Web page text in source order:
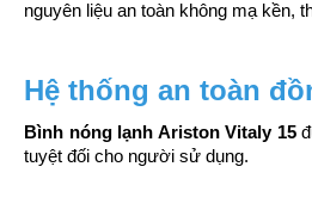
nguyên liệu an toàn không mạ kền,
Hệ thống an toàn
Bình nóng lạnh Ariston Vitaly 15
tuyệt đối cho người sử dụng.